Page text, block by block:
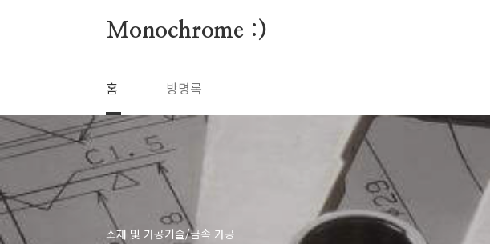
Monochrome :)
홈 방명록
소재 및 가공기술/금속 가공